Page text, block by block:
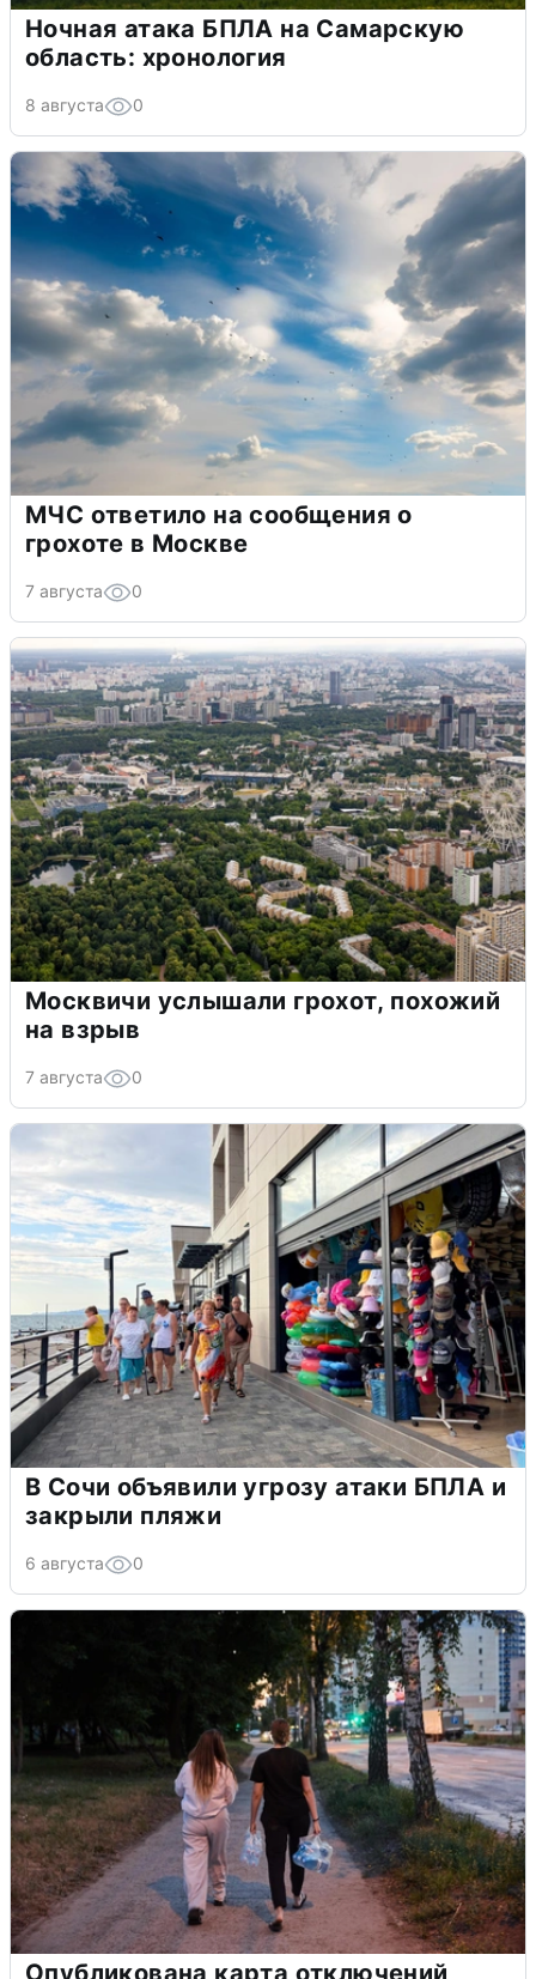
Ночная атака БПЛА на Самарскую
область: хронология
8 августа 0
МЧС ответило на сообщения о
грохоте в Москве
7 августа 0
Москвичи услышали грохот, похожий
на взрыв
7 августа 0
В Сочи объявили угрозу атаки БПЛА и
закрыли пляжи
6 августа 0